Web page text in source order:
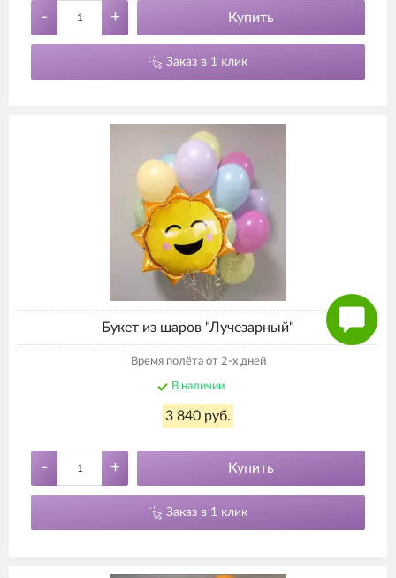
- + Купить
Заказ в 1 клик
Букет из шаров "Лучезарный"
Время полёта от 2-х дней
В наличии
3 840 руб.
- + Купить
Заказ в 1 клик